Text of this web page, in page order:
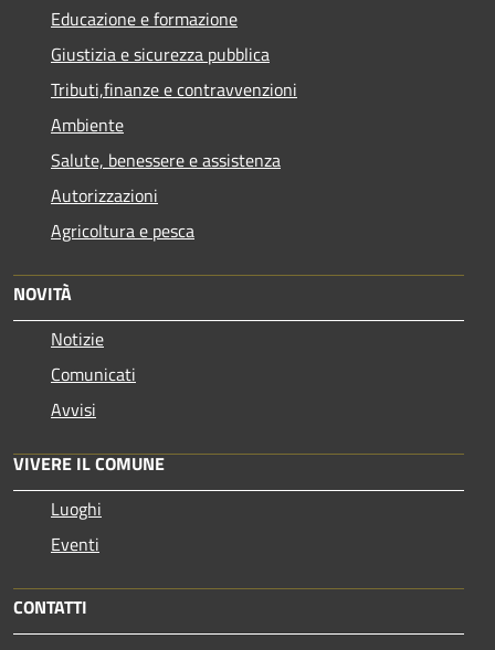
Educazione e formazione
Giustizia e sicurezza pubblica
Tributi,finanze e contravvenzioni
Ambiente
Salute, benessere e assistenza
Autorizzazioni
Agricoltura e pesca
NOVITÀ
Notizie
Comunicati
Avvisi
VIVERE IL COMUNE
Luoghi
Eventi
CONTATTI